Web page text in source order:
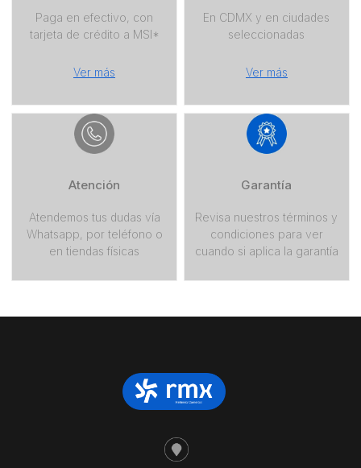
Paga en efectivo, con
tarjeta de crédito a MSI*
Ver más
En CDMX y en ciudades
seleccionadas
Ver más
Atención
Atendemos tus dudas vía
Whatsapp, por teléfono o
en tiendas físicas
Garantía
Revisa nuestros términos y
condiciones para ver
cuando si aplica la garantía